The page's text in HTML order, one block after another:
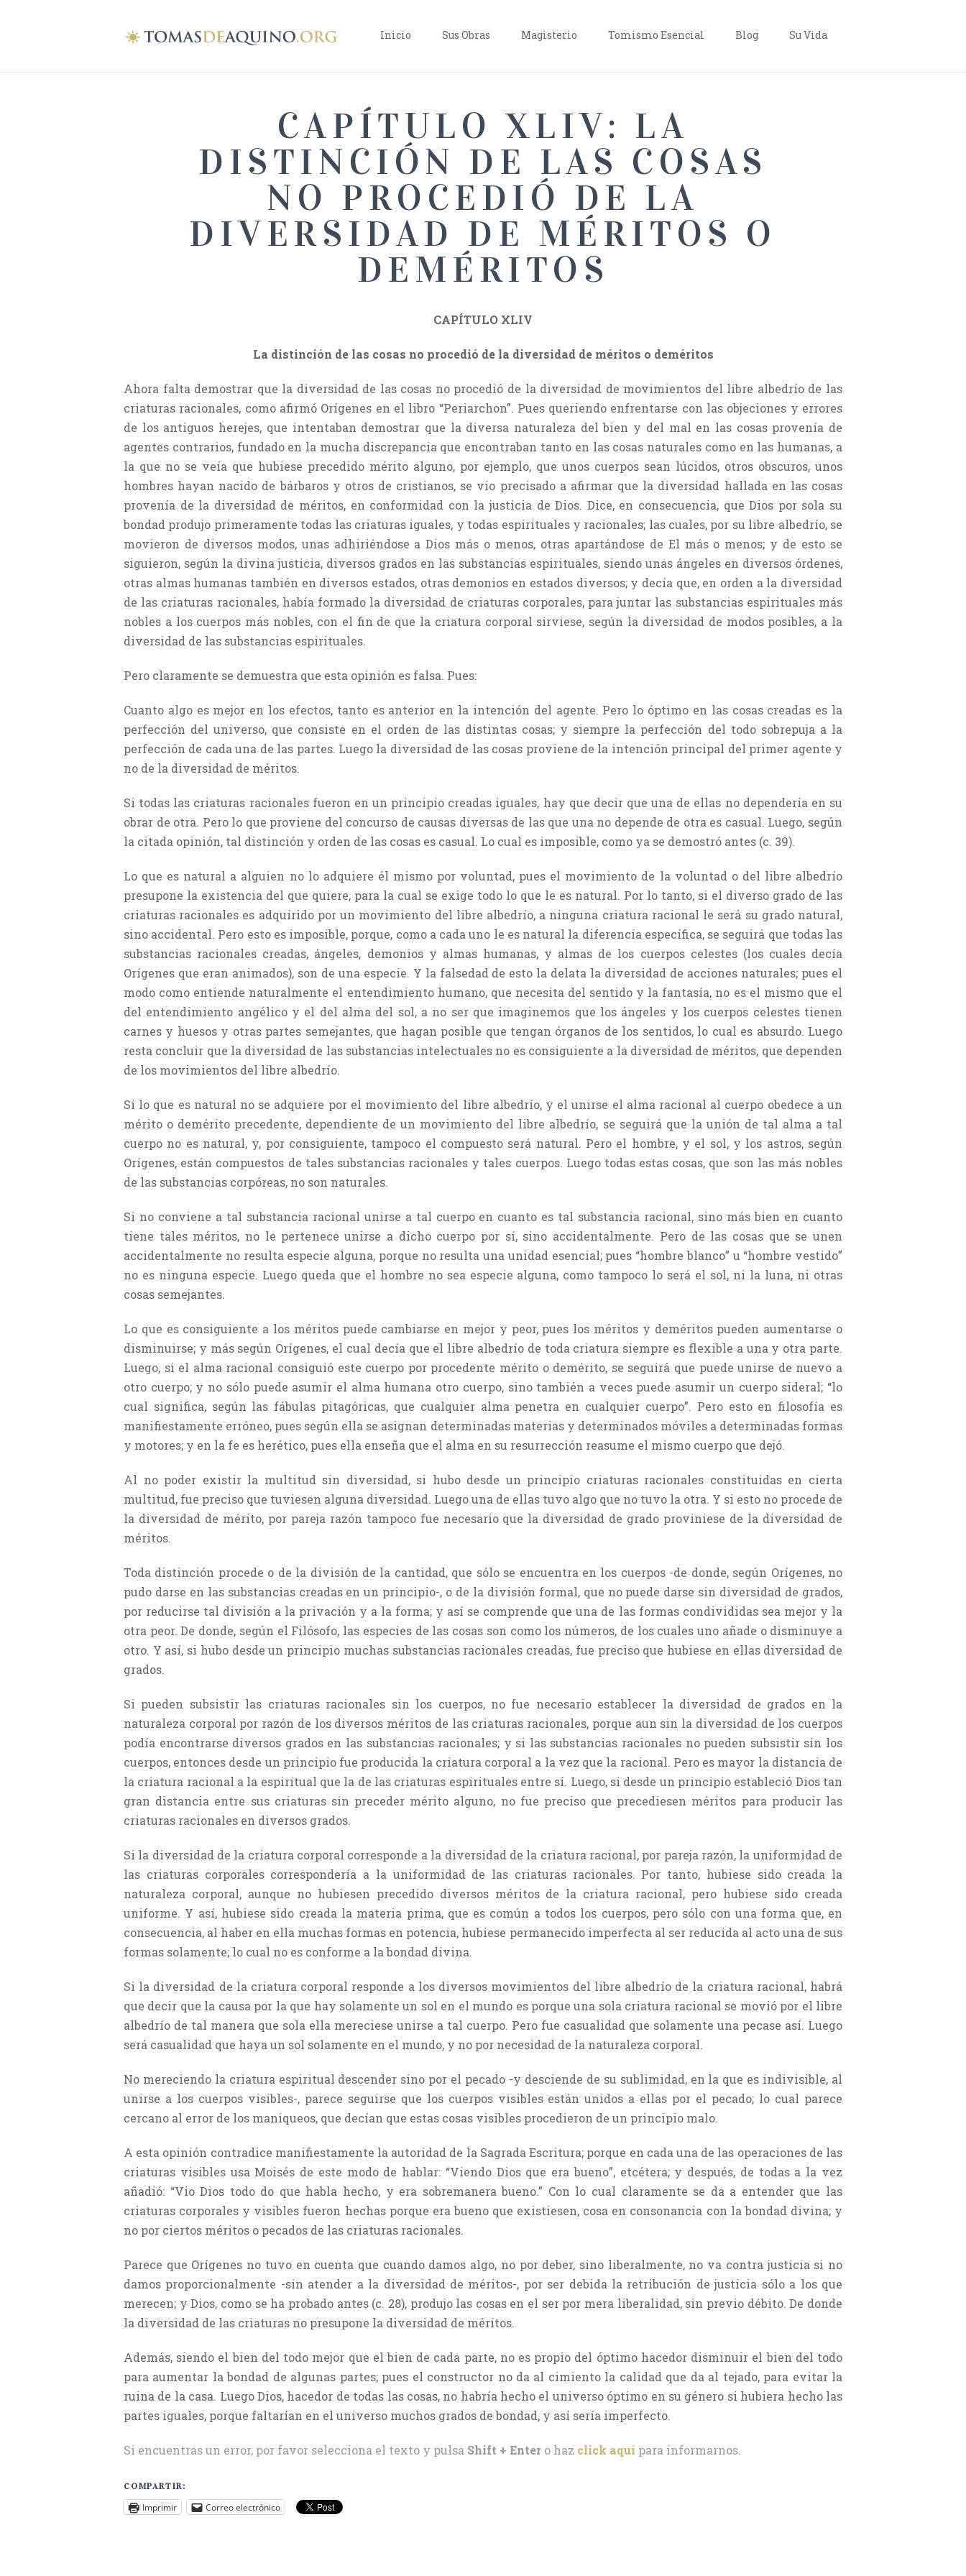
Inicio Sus Obras Magisterio Tomismo Esencial Blog Su Vida
CAPÍTULO XLIV: LA
DISTINCIÓN DE LAS COSAS
NO PROCEDIÓ DE LA
DIVERSIDAD DE MÉRITOS O
DEMÉRITOS
CAPÍTULO XLIV
La distinción de las cosas no procedió de la diversidad de méritos o deméritos
Ahora falta demostrar que la diversidad de las cosas no procedió de la diversidad de movimientos del libre albedrío de las
criaturas racionales, como afirmó Orígenes en el libro “Periarchon”. Pues queriendo enfrentarse con las objeciones y errores
de los antiguos herejes, que intentaban demostrar que la diversa naturaleza del bien y del mal en las cosas provenía de
agentes contrarios, fundado en la mucha discrepancia que encontraban tanto en las cosas naturales como en las humanas, a
la que no se veía que hubiese precedido mérito alguno, por ejemplo, que unos cuerpos sean lúcidos, otros obscuros, unos
hombres hayan nacido de bárbaros y otros de cristianos, se vio precisado a afirmar que la diversidad hallada en las cosas
provenía de la diversidad de méritos, en conformidad con la justicia de Dios. Dice, en consecuencia, que Dios por sola su
bondad produjo primeramente todas las criaturas iguales, y todas espirituales y racionales; las cuales, por su libre albedrío, se
movieron de diversos modos, unas adhiriéndose a Dios más o menos, otras apartándose de El más o menos; y de esto se
siguieron, según la divina justicia, diversos grados en las substancias espirituales, siendo unas ángeles en diversos órdenes,
otras almas humanas también en diversos estados, otras demonios en estados diversos; y decía que, en orden a la diversidad
de las criaturas racionales, había formado la diversidad de criaturas corporales, para juntar las substancias espirituales más
nobles a los cuerpos más nobles, con el fin de que la criatura corporal sirviese, según la diversidad de modos posibles, a la
diversidad de las substancias espirituales.
Pero claramente se demuestra que esta opinión es falsa. Pues:
Cuanto algo es mejor en los efectos, tanto es anterior en la intención del agente. Pero lo óptimo en las cosas creadas es la
perfección del universo, que consiste en el orden de las distintas cosas; y siempre la perfección del todo sobrepuja a la
perfección de cada una de las partes. Luego la diversidad de las cosas proviene de la intención principal del primer agente y
no de la diversidad de méritos.
Si todas las criaturas racionales fueron en un principio creadas iguales, hay que decir que una de ellas no dependería en su
obrar de otra. Pero lo que proviene del concurso de causas diversas de las que una no depende de otra es casual. Luego, según
la citada opinión, tal distinción y orden de las cosas es casual. Lo cual es imposible, como ya se demostró antes (c. 39).
Lo que es natural a alguien no lo adquiere él mismo por voluntad, pues el movimiento de la voluntad o del libre albedrío
presupone la existencia del que quiere, para la cual se exige todo lo que le es natural. Por lo tanto, si el diverso grado de las
criaturas racionales es adquirido por un movimiento del libre albedrío, a ninguna criatura racional le será su grado natural,
sino accidental. Pero esto es imposible, porque, como a cada uno le es natural la diferencia específica, se seguirá que todas las
substancias racionales creadas, ángeles, demonios y almas humanas, y almas de los cuerpos celestes (los cuales decía
Orígenes que eran animados), son de una especie. Y la falsedad de esto la delata la diversidad de acciones naturales; pues el
modo como entiende naturalmente el entendimiento humano, que necesita del sentido y la fantasía, no es el mismo que el
del entendimiento angélico y el del alma del sol, a no ser que imaginemos que los ángeles y los cuerpos celestes tienen
carnes y huesos y otras partes semejantes, que hagan posible que tengan órganos de los sentidos, lo cual es absurdo. Luego
resta concluir que la diversidad de las substancias intelectuales no es consiguiente a la diversidad de méritos, que dependen
de los movimientos del libre albedrío.
Si lo que es natural no se adquiere por el movimiento del libre albedrío, y el unirse el alma racional al cuerpo obedece a un
mérito o demérito precedente, dependiente de un movimiento del libre albedrío, se seguirá que la unión de tal alma a tal
cuerpo no es natural, y, por consiguiente, tampoco el compuesto será natural. Pero el hombre, y el sol, y los astros, según
Orígenes, están compuestos de tales substancias racionales y tales cuerpos. Luego todas estas cosas, que son las más nobles
de las substancias corpóreas, no son naturales.
Si no conviene a tal substancia racional unirse a tal cuerpo en cuanto es tal substancia racional, sino más bien en cuanto
tiene tales méritos, no le pertenece unirse a dicho cuerpo por sí, sino accidentalmente. Pero de las cosas que se unen
accidentalmente no resulta especie alguna, porque no resulta una unidad esencial; pues “hombre blanco” u “hombre vestido”
no es ninguna especie. Luego queda que el hombre no sea especie alguna, como tampoco lo será el sol, ni la luna, ni otras
cosas semejantes.
Lo que es consiguiente a los méritos puede cambiarse en mejor y peor, pues los méritos y deméritos pueden aumentarse o
disminuirse; y más según Orígenes, el cual decía que el libre albedrío de toda criatura siempre es flexible a una y otra parte.
Luego, si el alma racional consiguió este cuerpo por procedente mérito o demérito, se seguirá que puede unirse de nuevo a
otro cuerpo; y no sólo puede asumir el alma humana otro cuerpo, sino también a veces puede asumir un cuerpo sideral; “lo
cual significa, según las fábulas pitagóricas, que cualquier alma penetra en cualquier cuerpo”. Pero esto en filosofía es
manifiestamente erróneo, pues según ella se asignan determinadas materias y determinados móviles a determinadas formas
y motores; y en la fe es herético, pues ella enseña que el alma en su resurrección reasume el mismo cuerpo que dejó.
Al no poder existir la multitud sin diversidad, si hubo desde un principio criaturas racionales constituidas en cierta
multitud, fue preciso que tuviesen alguna diversidad. Luego una de ellas tuvo algo que no tuvo la otra. Y si esto no procede de
la diversidad de mérito, por pareja razón tampoco fue necesario que la diversidad de grado proviniese de la diversidad de
méritos.
Toda distinción procede o de la división de la cantidad, que sólo se encuentra en los cuerpos -de donde, según Orígenes, no
pudo darse en las substancias creadas en un principio-, o de la división formal, que no puede darse sin diversidad de grados,
por reducirse tal división a la privación y a la forma; y así se comprende que una de las formas condivididas sea mejor y la
otra peor. De donde, según el Filósofo, las especies de las cosas son como los números, de los cuales uno añade o disminuye a
otro. Y así, si hubo desde un principio muchas substancias racionales creadas, fue preciso que hubiese en ellas diversidad de
grados.
Si pueden subsistir las criaturas racionales sin los cuerpos, no fue necesario establecer la diversidad de grados en la
naturaleza corporal por razón de los diversos méritos de las criaturas racionales, porque aun sin la diversidad de los cuerpos
podía encontrarse diversos grados en las substancias racionales; y si las substancias racionales no pueden subsistir sin los
cuerpos, entonces desde un principio fue producida la criatura corporal a la vez que la racional. Pero es mayor la distancia de
la criatura racional a la espiritual que la de las criaturas espirituales entre sí. Luego, si desde un principio estableció Dios tan
gran distancia entre sus criaturas sin preceder mérito alguno, no fue preciso que precediesen méritos para producir las
criaturas racionales en diversos grados.
Si la diversidad de la criatura corporal corresponde a la diversidad de la criatura racional, por pareja razón, la uniformidad de
las criaturas corporales correspondería a la uniformidad de las criaturas racionales. Por tanto, hubiese sido creada la
naturaleza corporal, aunque no hubiesen precedido diversos méritos de la criatura racional, pero hubiese sido creada
uniforme. Y así, hubiese sido creada la materia prima, que es común a todos los cuerpos, pero sólo con una forma que, en
consecuencia, al haber en ella muchas formas en potencia, hubiese permanecido imperfecta al ser reducida al acto una de sus
formas solamente; lo cual no es conforme a la bondad divina.
Si la diversidad de la criatura corporal responde a los diversos movimientos del libre albedrío de la criatura racional, habrá
que decir que la causa por la que hay solamente un sol en el mundo es porque una sola criatura racional se movió por el libre
albedrío de tal manera que sola ella mereciese unirse a tal cuerpo. Pero fue casualidad que solamente una pecase así. Luego
será casualidad que haya un sol solamente en el mundo, y no por necesidad de la naturaleza corporal.
No mereciendo la criatura espiritual descender sino por el pecado -y desciende de su sublimidad, en la que es indivisible, al
unirse a los cuerpos visibles-, parece seguirse que los cuerpos visibles están unidos a ellas por el pecado; lo cual parece
cercano al error de los maniqueos, que decían que estas cosas visibles procedieron de un principio malo.
A esta opinión contradice manifiestamente la autoridad de la Sagrada Escritura; porque en cada una de las operaciones de las
criaturas visibles usa Moisés de este modo de hablar: “Viendo Dios que era bueno”, etcétera; y después, de todas a la vez
añadió: “Vio Dios todo do que habla hecho, y era sobremanera bueno.” Con lo cual claramente se da a entender que las
criaturas corporales y visibles fueron hechas porque era bueno que existiesen, cosa en consonancia con la bondad divina; y
no por ciertos méritos o pecados de las criaturas racionales.
Parece que Orígenes no tuvo en cuenta que cuando damos algo, no por deber, sino liberalmente, no va contra justicia si no
damos proporcionalmente -sin atender a la diversidad de méritos-, por ser debida la retribución de justicia sólo a los que
merecen; y Dios, como se ha probado antes (c. 28), produjo las cosas en el ser por mera liberalidad, sin previo débito. De donde
la diversidad de las criaturas no presupone la diversidad de méritos.
Además, siendo el bien del todo mejor que el bien de cada parte, no es propio del óptimo hacedor disminuir el bien del todo
para aumentar la bondad de algunas partes; pues el constructor no da al cimiento la calidad que da al tejado, para evitar la
ruina de la casa. Luego Dios, hacedor de todas las cosas, no habría hecho el universo óptimo en su género si hubiera hecho las
partes iguales, porque faltarían en el universo muchos grados de bondad, y así sería imperfecto.
Si encuentras un error, por favor selecciona el texto y pulsa Shift + Enter o haz click aquí para informarnos.
COMPARTIR:
Imprimir Correo electrónico